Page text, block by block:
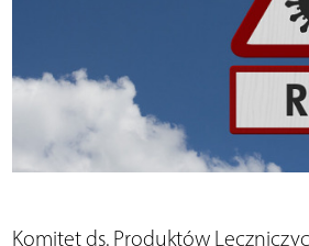
Komitet ds. Produktów